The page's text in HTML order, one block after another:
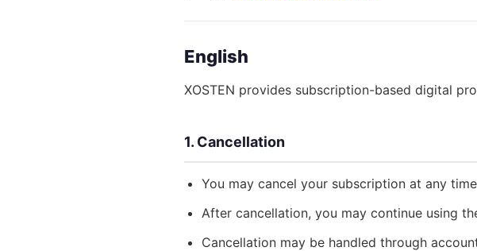
English
XOSTEN provides subscription-based digital
1. Cancellation
You may cancel your subscription at any
After cancellation, you may continue using
Cancellation may be handled through